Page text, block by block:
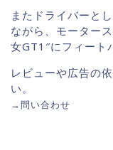
またドライバーと
ながら、モーター
女GT1″にフィート
レビューや広告の
い。
→問い合わせ